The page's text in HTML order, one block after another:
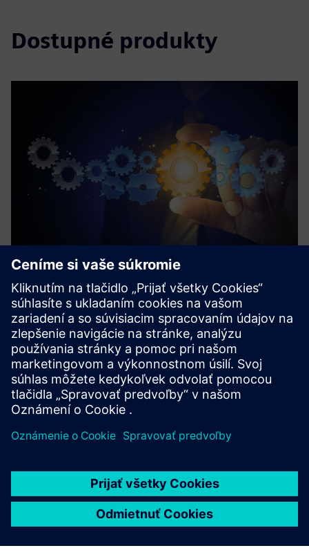
Dostupné produkty
Process Device Library
The Process Device Library is a cross-industry PLC library. It
is used to set up automation and process control systems
for various areas.
Prečítajte si viac